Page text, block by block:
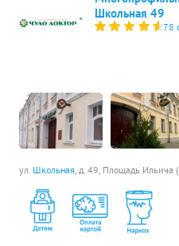
Школьная 49
78
ул. Школьная, д. 49, Площадь Ильича